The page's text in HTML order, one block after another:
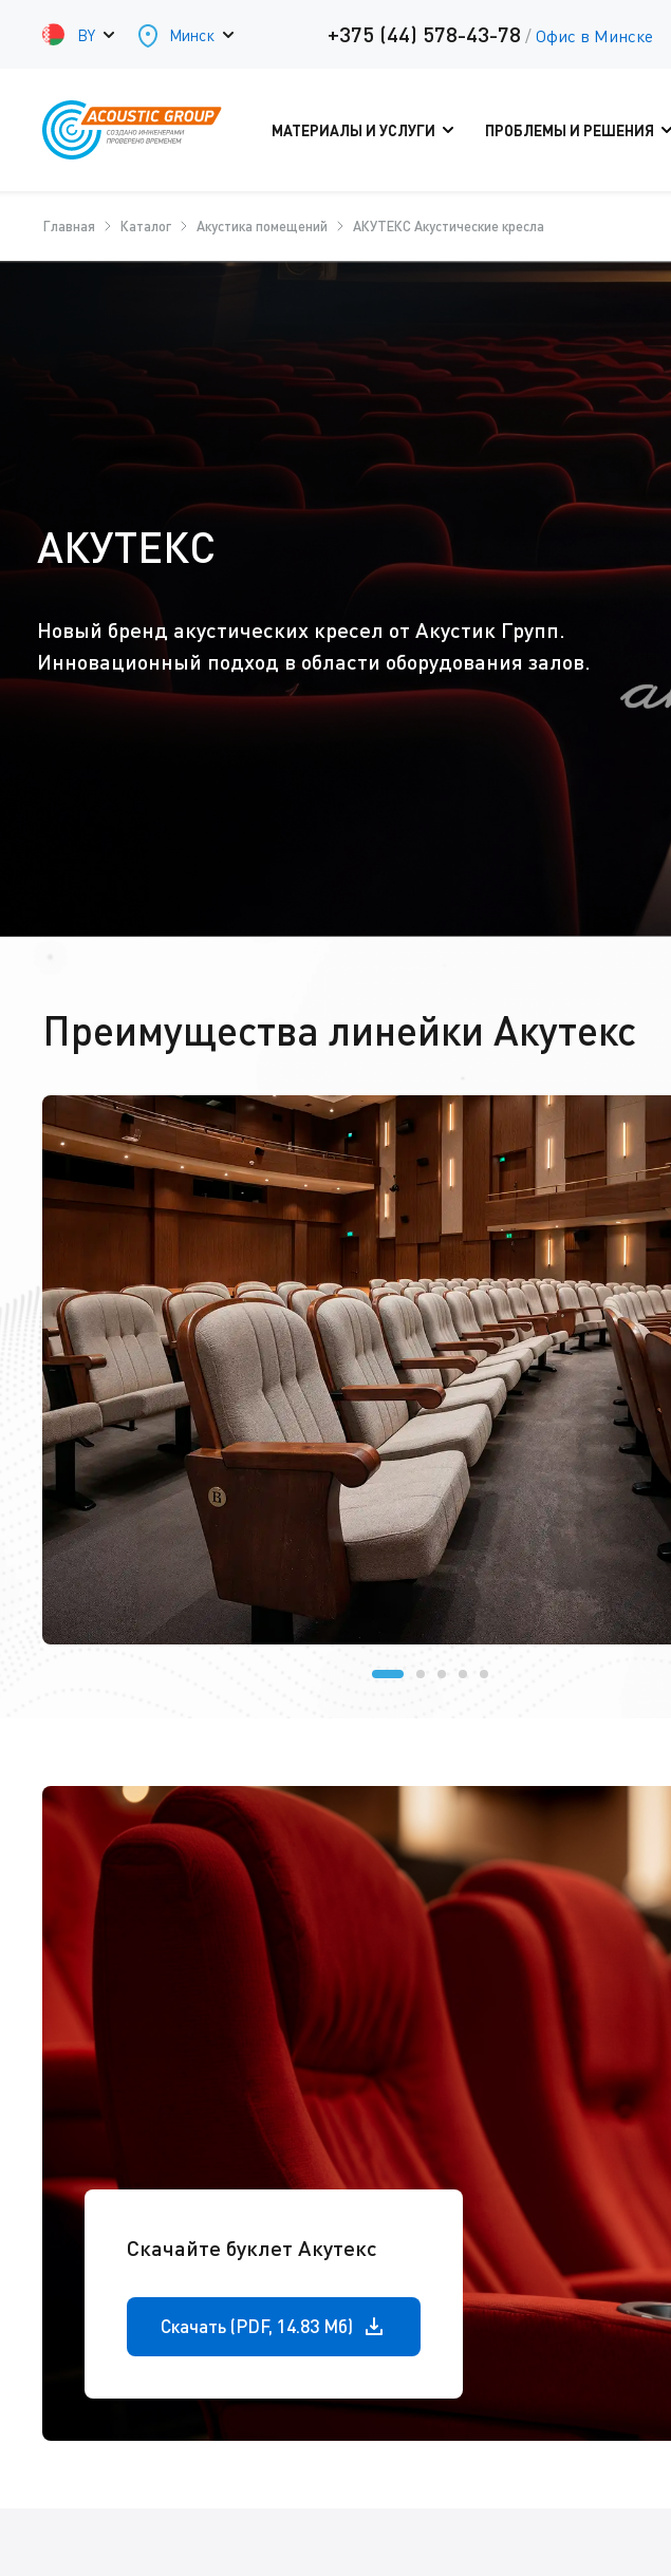
BY Минск +375 (44) 578-43-78 / Офис в Минске
МАТЕРИАЛЫ И УСЛУГИ ПРОБЛЕМЫ И РЕШЕНИЯ
Главная Каталог Акустика помещений АКУТЕКС Акустические кресла
АКУТЕКС
Новый бренд акустических кресел от Акустик Групп.
Инновационный подход в области оборудования залов.
Преимущества линейки Акутекс
Скачайте буклет Акутекс
Скачать (PDF, 14.83 Мб)